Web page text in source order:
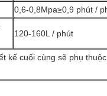
0,6-0,8Mpa≥0,9 phút /
120-160L / phút
kế cuối cùng sẽ phụ